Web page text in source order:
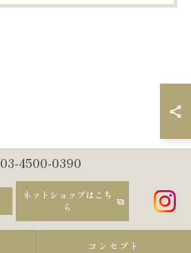
03-4500-0390
ネットショップはこち
ら
コンセプト